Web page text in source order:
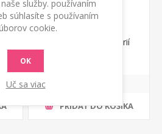
nabíjačky autobatérií
PRIDAŤ DO KOŠÍKA
služby. používaním
súhlasíte s používaním
cookie.
OK
Uč sa viac